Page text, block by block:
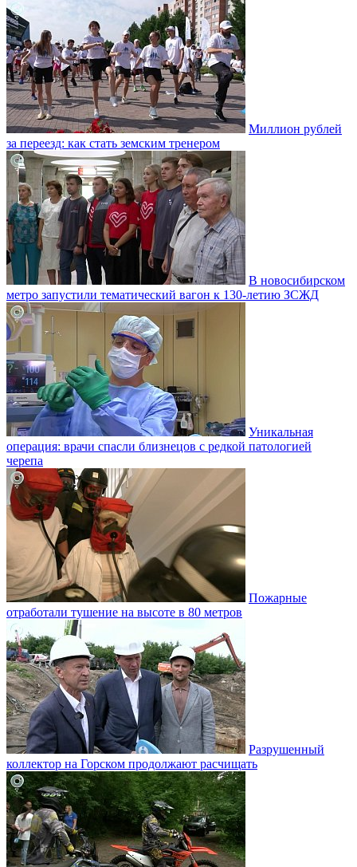
Миллион рублей
за переезд: как стать земским тренером
В новосибирском
метро запустили тематический вагон к 130-летию ЗСЖД
Уникальная
операция: врачи спасли близнецов с редкой патологией
черепа
Пожарные
отработали тушение на высоте в 80 метров
Разрушенный
коллектор на Горском продолжают расчищать